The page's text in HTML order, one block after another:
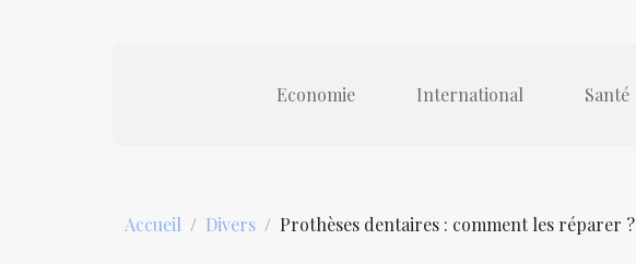
Economie International Santé
Accueil Divers Prothèses dentaires : comment les réparer ?